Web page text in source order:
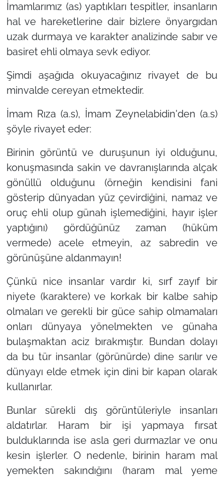
İmamlarımız (as) yaptıkları tespitler, insanların
hal ve hareketlerine dair bizlere önyargıdan
uzak durmaya ve karakter analizinde sabır ve
basiret ehli olmaya sevk ediyor.
Şimdi aşağıda okuyacağınız rivayet de bu
minvalde cereyan etmektedir.
İmam Rıza (a.s), İmam Zeynelabidin'den (a.s)
şöyle rivayet eder:
Birinin görüntü ve duruşunun iyi olduğunu,
konuşmasında sakin ve davranışlarında alçak
gönüllü olduğunu (örneğin kendisini fani
gösterip dünyadan yüz çevirdiğini, namaz ve
oruç ehli olup günah işlemediğini, hayır işler
yaptığını) gördüğünüz zaman (hüküm
vermede) acele etmeyin, az sabredin ve
görünüşüne aldanmayın!
Çünkü nice insanlar vardır ki, sırf zayıf bir
niyete (karaktere) ve korkak bir kalbe sahip
olmaları ve gerekli bir güce sahip olmamaları
onları dünyaya yönelmekten ve günaha
bulaşmaktan aciz bırakmıştır. Bundan dolayı
da bu tür insanlar (görünürde) dine sarılır ve
dünyayı elde etmek için dini bir kapan olarak
kullanırlar.
Bunlar sürekli dış görüntüleriyle insanları
aldatırlar. Haram bir işi yapmaya fırsat
bulduklarında ise asla geri durmazlar ve onu
kesin işlerler. O nedenle, birinin haram mal
yemekten sakındığını (haram mal yeme